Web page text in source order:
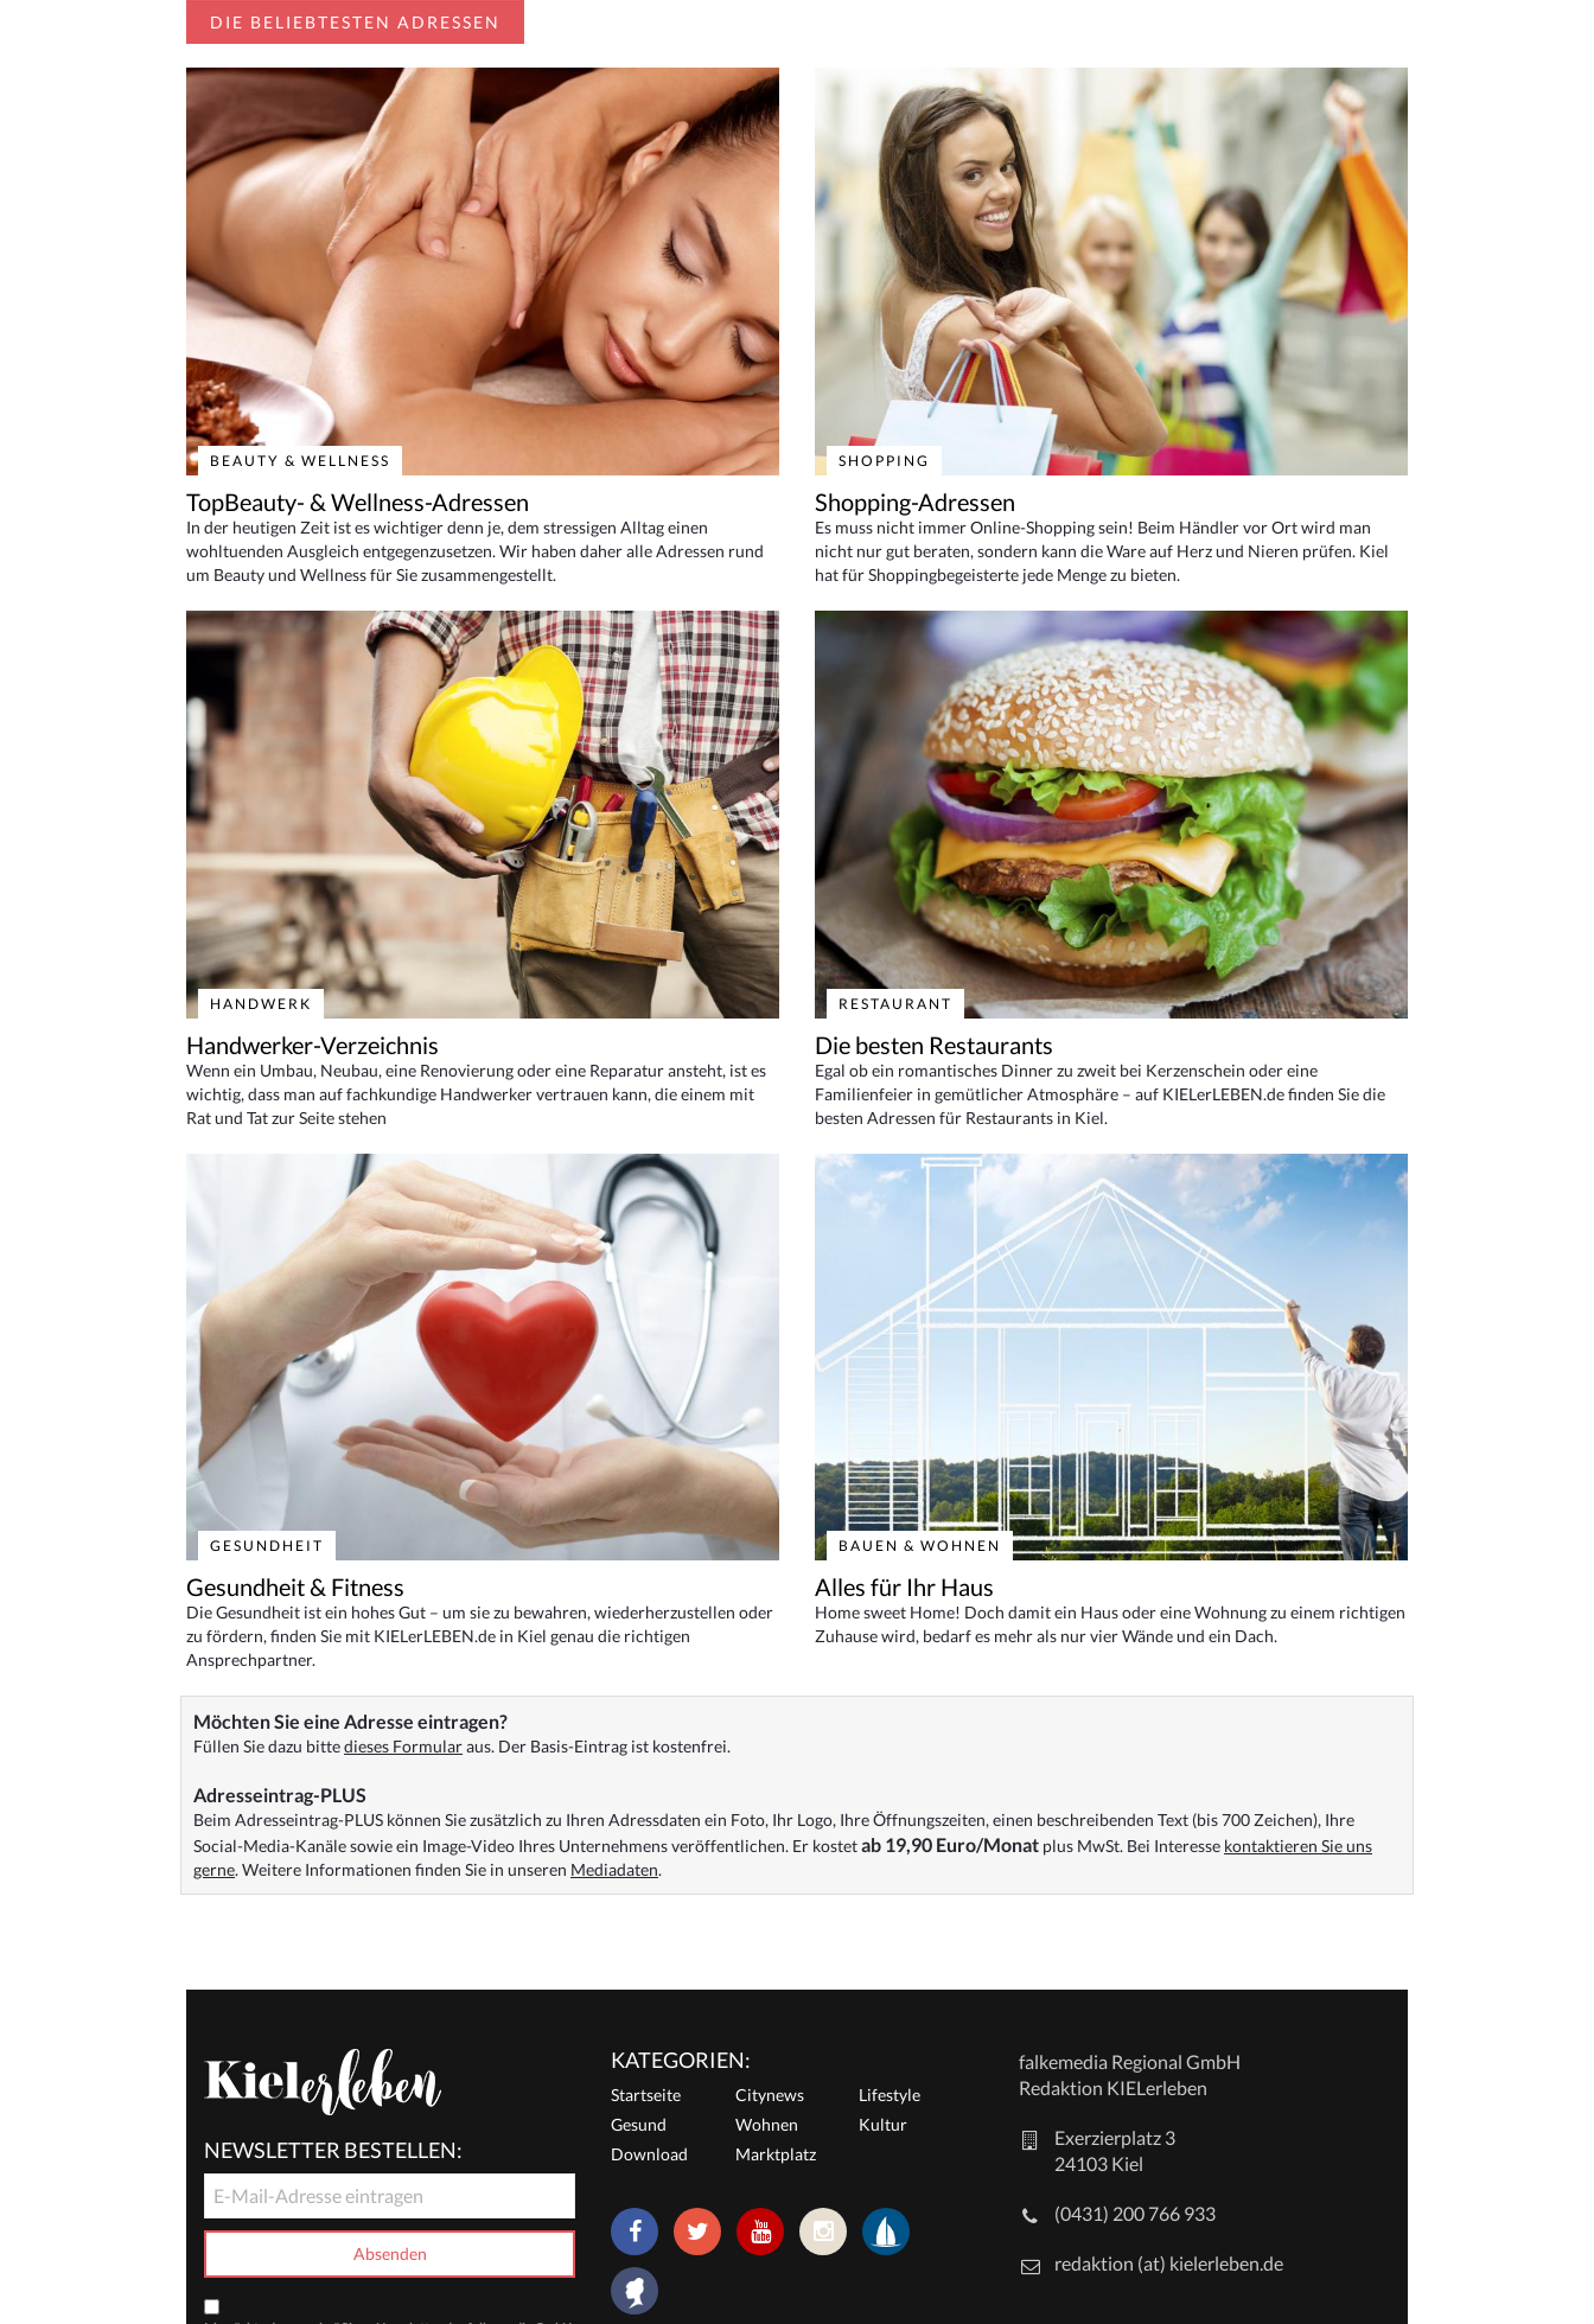
DIE BELIEBTESTEN ADRESSEN
BEAUTY & WELLNESS
TopBeauty- & Wellness-Adressen
In der heutigen Zeit ist es wichtiger denn je, dem stressigen Alltag einen
wohltuenden Ausgleich entgegenzusetzen. Wir haben daher alle Adressen rund
um Beauty und Wellness für Sie zusammengestellt.
SHOPPING
Shopping-Adressen
Es muss nicht immer Online-Shopping sein! Beim Händler vor Ort wird man
nicht nur gut beraten, sondern kann die Ware auf Herz und Nieren prüfen. Kiel
hat für Shoppingbegeisterte jede Menge zu bieten.
HANDWERK
Handwerker-Verzeichnis
Wenn ein Umbau, Neubau, eine Renovierung oder eine Reparatur ansteht, ist es
wichtig, dass man auf fachkundige Handwerker vertrauen kann, die einem mit
Rat und Tat zur Seite stehen
RESTAURANT
Die besten Restaurants
Egal ob ein romantisches Dinner zu zweit bei Kerzenschein oder eine
Familienfeier in gemütlicher Atmosphäre – auf KIELerLEBEN.de finden Sie die
besten Adressen für Restaurants in Kiel.
GESUNDHEIT
Gesundheit & Fitness
Die Gesundheit ist ein hohes Gut – um sie zu bewahren, wiederherzustellen oder
zu fördern, finden Sie mit KIELerLEBEN.de in Kiel genau die richtigen
Ansprechpartner.
BAUEN & WOHNEN
Alles für Ihr Haus
Home sweet Home! Doch damit ein Haus oder eine Wohnung zu einem richtigen
Zuhause wird, bedarf es mehr als nur vier Wände und ein Dach.
Möchten Sie eine Adresse eintragen?
Füllen Sie dazu bittedieses Formularaus. Der Basis-Eintrag ist kostenfrei.
Adresseintrag-PLUS
Beim Adresseintrag-PLUS können Sie zusätzlich zu Ihren Adressdaten ein Foto, Ihr Logo, Ihre Öffnungszeiten, einen beschreibenden Text (bis 700 Zeichen), Ihre
Social-Media-Kanäle sowie ein Image-Video Ihres Unternehmens veröffentlichen. Er kostetab 19,90 Euro/Monat plus MwSt. Bei Interesse kontaktieren Sie uns
gerne. Weitere Informationen finden Sie in unseren Mediadaten.
NEWSLETTER BESTELLEN:
KATEGORIEN:
Startseite Citynews
Lifestyle
Gesund
Wohnen
Kultur
Download
Marktplatz
falkemedia Regional GmbH
Redaktion KIELerleben
Exerzierplatz 3
24103 Kiel
(0431) 200 766 933
redaktion (at) kielerleben.de